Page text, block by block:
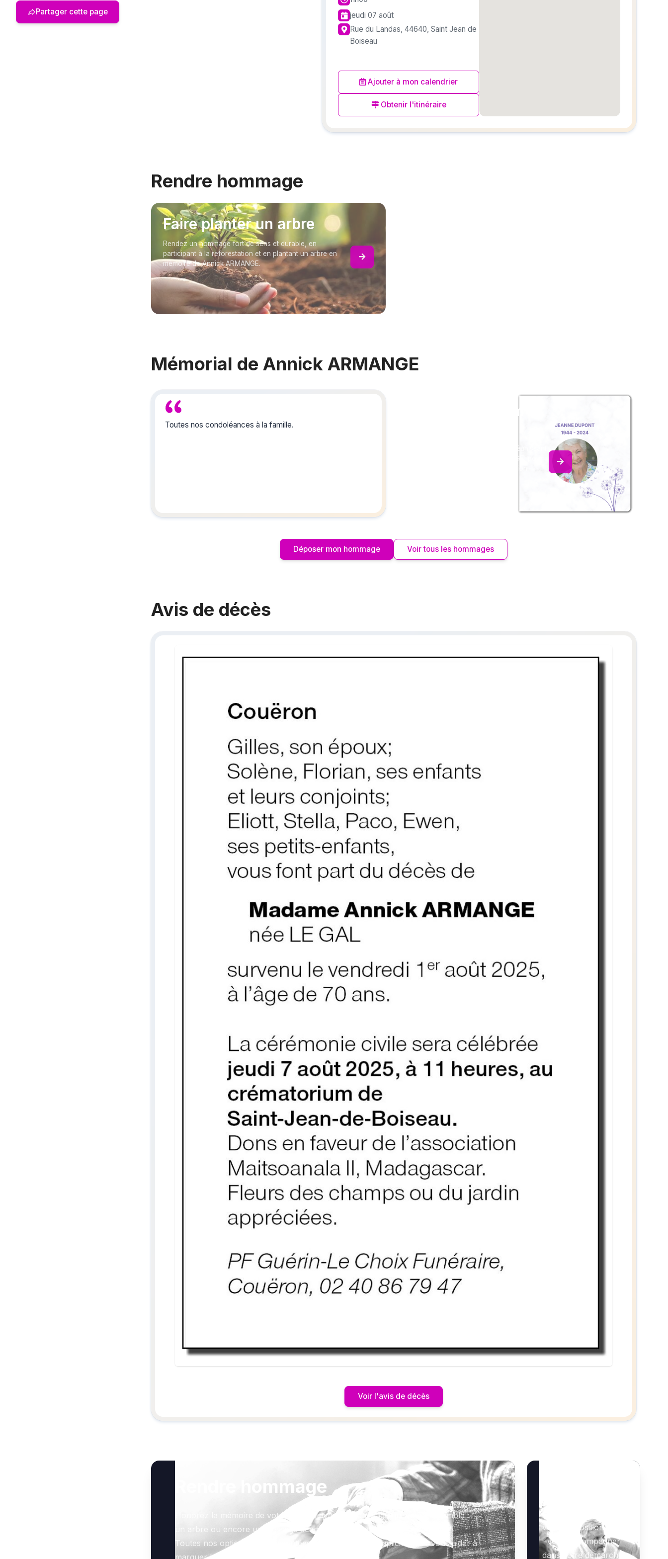
Partager cette page
jeudi 07 août
Rue du Landas, 44640, Saint Jean de
Boiseau
Ajouter à mon calendrier
Obtenir l'itinéraire
Rendre hommage
Faire planter un arbre
Rendez un hommage fort de sens et durable, en
participant à la reforestation et en plantant un arbre en
mémoire de Annick ARMANGE.
Mémorial de Annick ARMANGE
Toutes nos condoléances à la famille.
Créez un album
Créez un album collaboratif en réunissant
les hommages à Annick ARMANGE, pour
Déposer mon hommage Voir tous les hommages
Avis de décès
Voir l'avis de décès
Rendre hommage
Honorez la mémoire de votre proche avec un hommage qui vous ressemble :
un arbre ou encore un message accompagné d'une photo.
Toutes nos options sont présentées avec respect et simplicité pour vous aider à
Notre équipe se tient à
votre disposition pour
vous accompagner
dans votre démarche.